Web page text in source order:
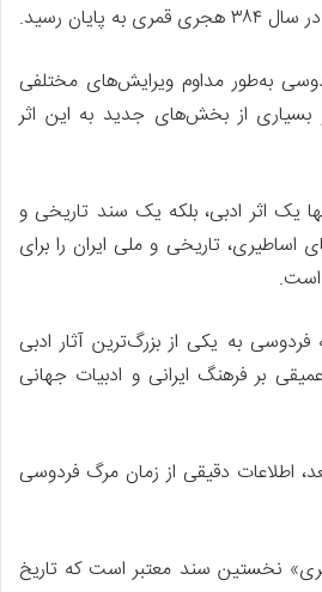
رسید.
به‌طور مداوم ویرایش‌های مختلفی
بسیاری از بخش‌های جدید به این اثر
یک اثر ادبی، بلکه یک سند تاریخی و
تاریخی و ملی ایران را برای
است.
به یکی از بزرگ‌ترین آثار ادبی
بر فرهنگ ایرانی و ادبیات جهانی
اطلاعات دقیقی از زمان مرگ فردوسی
نخستین سند معتبر است که تاریخ